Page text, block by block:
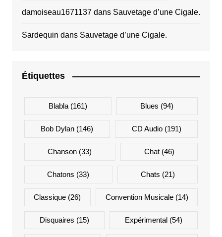
damoiseau1671137dans Sauvetage d’une Cigale.
Sardequin dans Sauvetage d’une Cigale.
Étiquettes
Blabla(161) Blues (94)
Bob Dylan (146) CD Audio(191)
Chanson (33) Chat(46)
Chatons (33) Chats (21)
Classique (26) Convention Musicale(14)
Disquaires (15) Expérimental (54)